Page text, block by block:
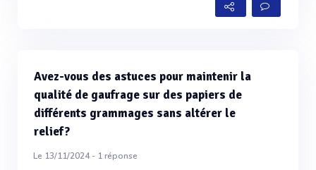
Avez-vous des astuces pour maintenir la
qualité de gaufrage sur des papiers de
différents grammages sans altérer le
relief?
Le 13/11/2024 - 1réponse